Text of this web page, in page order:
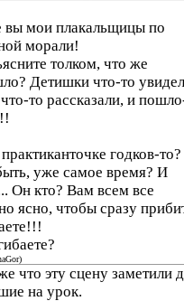
вы мои плакальщицы по
морали!
толком, что же
Детишки что-то
то рассказали, и
годков-то?
уже самое время? И
Он кто? Вам всем все
ясно, чтобы сразу
)
что эту сцену заметили
на урок.